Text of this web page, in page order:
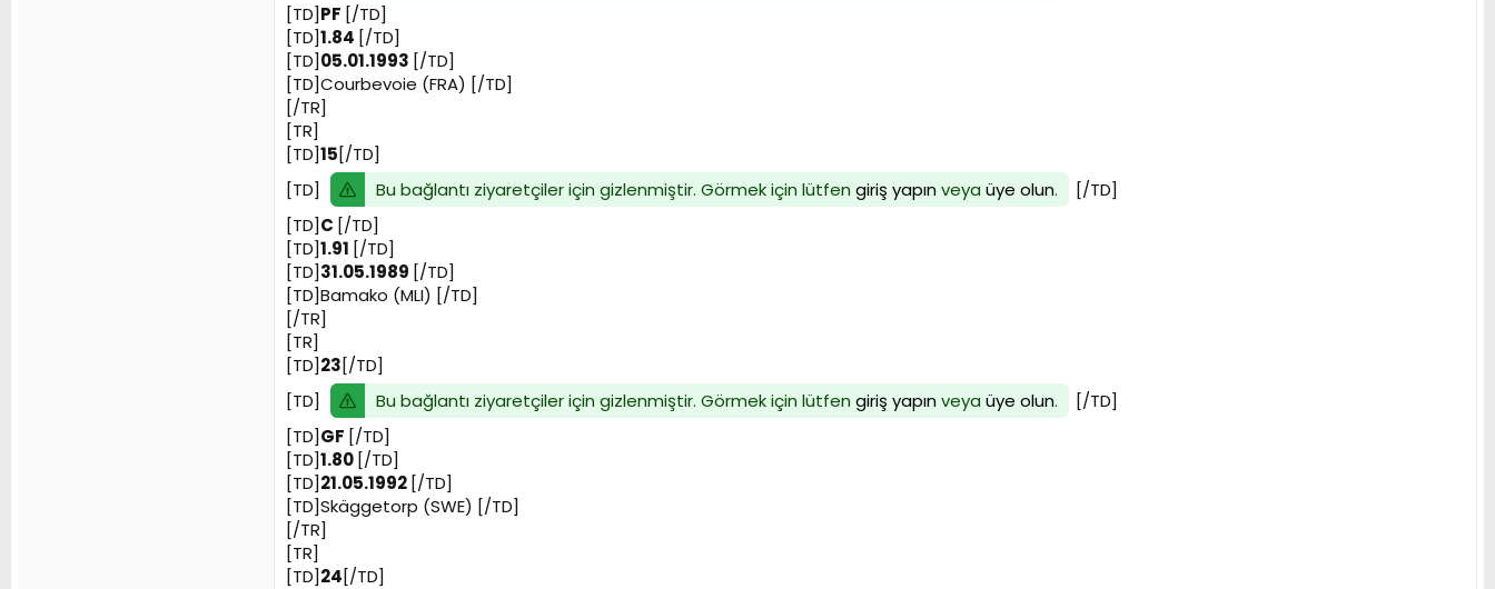
[TD]PF [/TD]
[TD]1.84 [/TD]
[TD]05.01.1993 [/TD]
[TD]Courbevoie (FRA) [/TD]
[/TR]
[TR]
[TD]15[/TD]
[TD]
Bu bağlantı ziyaretçiler için gizlenmiştir. Görmek için lütfen giriş yapınveya üye olun.
[/TD]
[TD]C [/TD]
[TD]1.91 [/TD]
[TD]31.05.1989 [/TD]
[TD]Bamako (MLI) [/TD]
[/TR]
[TR]
[TD]23[/TD]
[TD]
Bu bağlantı ziyaretçiler için gizlenmiştir. Görmek için lütfen giriş yapınveya üye olun.
[/TD]
[TD]GF [/TD]
[TD]1.80[/TD]
[TD]21.05.1992[/TD]
[TD]Skäggetorp (SWE) [/TD]
[/TR]
[TR]
[TD]24[/TD]